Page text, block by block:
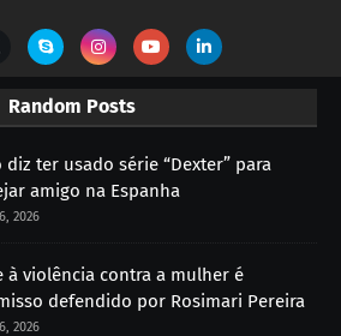
Random Posts
diz ter usado série “Dexter” para
amigo na Espanha
2026
à violência contra a mulher é
defendido por Rosimari Pereira
2026